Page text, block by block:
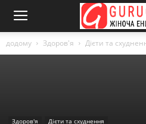
додому Здоров'я Дієти та
Здоров'я Дієти та схуднення